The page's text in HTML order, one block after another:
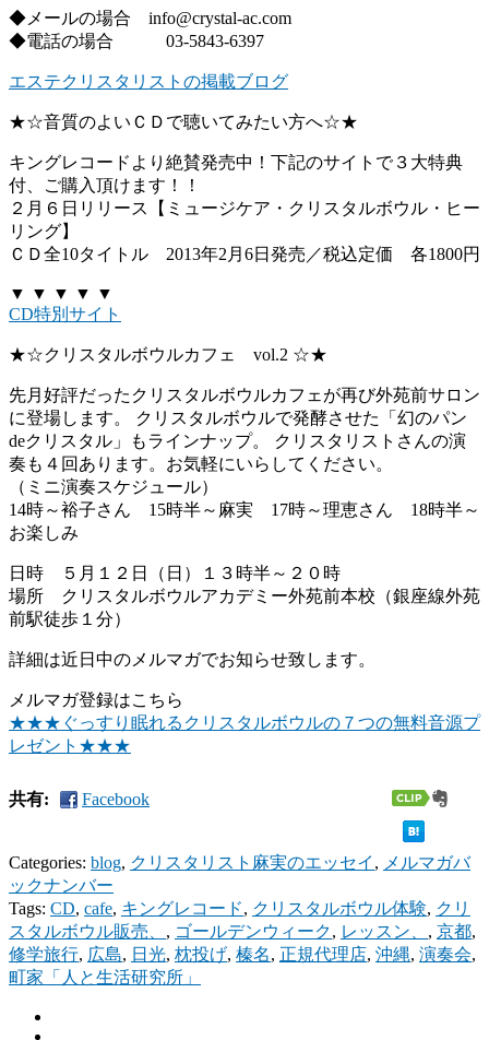
◆メールの場合 info@crystal-ac.com
◆電話の場合 03-5843-6397
エステクリスタリストの掲載ブログ
★☆音質のよいＣＤで聴いてみたい方へ☆★
キングレコードより絶賛発売中！下記のサイトで３大特典
付、ご購入頂けます！！
２月６日リリース【ミュージケア・クリスタルボウル・ヒー
リング】
ＣＤ全10タイトル 2013年2月6日発売／税込定価 各1800円
▼ ▼ ▼ ▼ ▼
CD特別サイト
★☆クリスタルボウルカフェ vol.2 ☆★
先月好評だったクリスタルボウルカフェが再び外苑前サロン
に登場します。 クリスタルボウルで発酵させた「幻のパン
deクリスタル」もラインナップ。 クリスタリストさんの演
奏も４回あります。お気軽にいらしてください。
（ミニ演奏スケジュール）
14時～裕子さん 15時半～麻実 17時～理恵さん 18時半～
お楽しみ
日時 ５月１２日（日）１３時半～２０時
場所 クリスタルボウルアカデミー外苑前本校（銀座線外苑
前駅徒歩１分）
詳細は近日中のメルマガでお知らせ致します。
メルマガ登録はこちら
★★★ぐっすり眠れるクリスタルボウルの７つの無料音源プ
レゼント★★★
共有: Facebook
Categories: blog, クリスタリスト麻実のエッセイ , メルマガバ
ックナンバー
Tags: CD, cafe, キングレコード, クリスタルボウル体験, クリ
スタルボウル販売、 , ゴールデンウィーク, レッスン、 , 京都,
修学旅行, 広島, 日光, 枕投げ, 榛名, 正規代理店, 沖縄, 演奏会,
町家「人と生活研究所」